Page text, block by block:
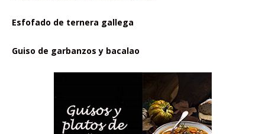
Esfofado de ternera gallega
Guiso de garbanzos y bacalao